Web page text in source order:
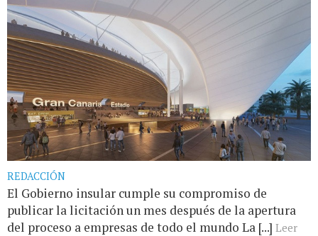
REDACCIÓN
El Gobierno insular cumple su compromiso de
publicar la licitación un mes después de la apertura
del proceso a empresas de todo el mundo La [...] Leer